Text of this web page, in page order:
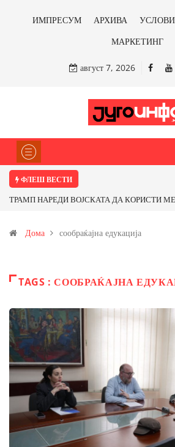
ИМПРЕСУМ АРХИВА
МАРКЕТИНГ
август 7, 2026
ФЛЕШ ВЕСТИ
ТРАМП НАРЕДИ ВОЈСКАТА ДА КОРИСТИ
Иловица и со антимонот?
Дома сообраќајна едукација
TAGS : СООБРАЌАЈНА